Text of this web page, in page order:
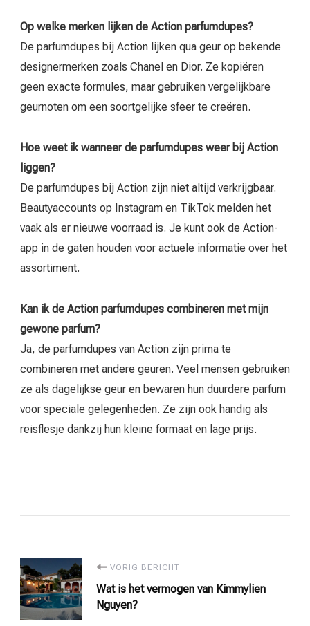
Op welke merken lijken de Action parfumdupes?
De parfumdupes bij Action lijken qua geur op bekende
designermerken zoals Chanel en Dior. Ze kopiëren
geen exacte formules, maar gebruiken vergelijkbare
geurnoten om een soortgelijke sfeer te creëren.
Hoe weet ik wanneer de parfumdupes weer bij Action
liggen?
De parfumdupes bij Action zijn niet altijd verkrijgbaar.
Beautyaccounts op Instagram en TikTok melden het
vaak als er nieuwe voorraad is. Je kunt ook de Action-
app in de gaten houden voor actuele informatie over het
assortiment.
Kan ik de Action parfumdupes combineren met mijn
gewone parfum?
Ja, de parfumdupes van Action zijn prima te
combineren met andere geuren. Veel mensen gebruiken
ze als dagelijkse geur en bewaren hun duurdere parfum
voor speciale gelegenheden. Ze zijn ook handig als
reisflesje dankzij hun kleine formaat en lage prijs.
Bericht
navigatie
VORIG BERICHT
Wat is het vermogen van Kimmylien
Nguyen?